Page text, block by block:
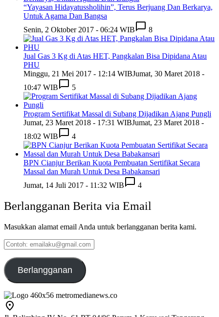
“Yayasan Hidayatussholihin”, Terus Berjuang Dan Berkarya,
Untuk Agama Dan Bangsa
Senin, 2 Oktober 2017 - 06:24 WIB
8
Jual Gas 3 Kg di Atas HET, Pangkalan Bisa Dipidana Atau
PHU
Minggu, 21 Mei 2017 - 12:14 WIBJumat, 30 Maret 2018 -
10:47 WIB
5
Program Sertifikat Massal di Subang Dijadikan Ajang Pungli
Jumat, 23 Maret 2018 - 17:31 WIBJumat, 23 Maret 2018 -
18:02 WIB
4
BPN Cianjur Berikan Kuota Pembuatan Sertifikat Secara
Massal dan Murah Untuk Desa Babakansari
Jumat, 14 Juli 2017 - 11:32 WIB
4
Berlangganan Berita via Email
Masukkan alamat email Anda untuk berlangganan berita kami.
Contoh:
emailaku@gmail.com
Berlangganan